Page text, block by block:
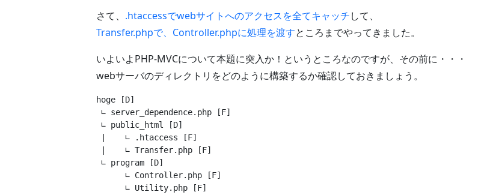
さて、 .htaccessでwebサイトへのアクセスを全てキャッチして、
Transfer.phpで、Controller.phpに処理を渡すところまでやってきました。
いよいよPHP-MVCについて本題に突入か！というところなのですが、その前に・・・
webサーバのディレクトリをどのように構築するか確認しておきましょう。
hoge
[D]
∟ server_dependence.php
[F]
∟ public_html
[D]
|    ∟ .htaccess
[F]
|    ∟ Transfer.php
[F]
∟ program
[D]
      ∟ Controller.php
[F]
      ∟ Utility.php
[F]